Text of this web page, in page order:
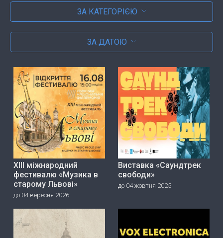
ЗА КАТЕГОРІЄЮ
ЗА ДАТОЮ
ХІІІ міжнародний
фестивалю «Музика в
старому Львові»
до 04 вересня 2026
Виставка «Саундтрек
свободи»
до 04 жовтня 2025